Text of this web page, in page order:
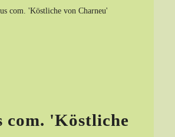
com. 'Köstliche